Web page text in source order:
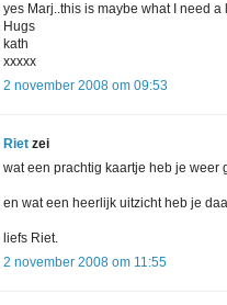
yes Marj..this is maybe what I need
Hugs
kath
xxxxx
2 november 2008 om 09:53
Riet zei
wat een prachtig kaartje heb je weer
en wat een heerlijk uitzicht heb je
liefs Riet.
2 november 2008 om 11:55